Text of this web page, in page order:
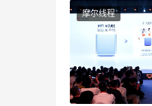
积累的实战经验
就业平均薪资￥
关键词：未来可
摩尔线程